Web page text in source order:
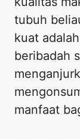
tubuh
kuat
beribadah
manfaat